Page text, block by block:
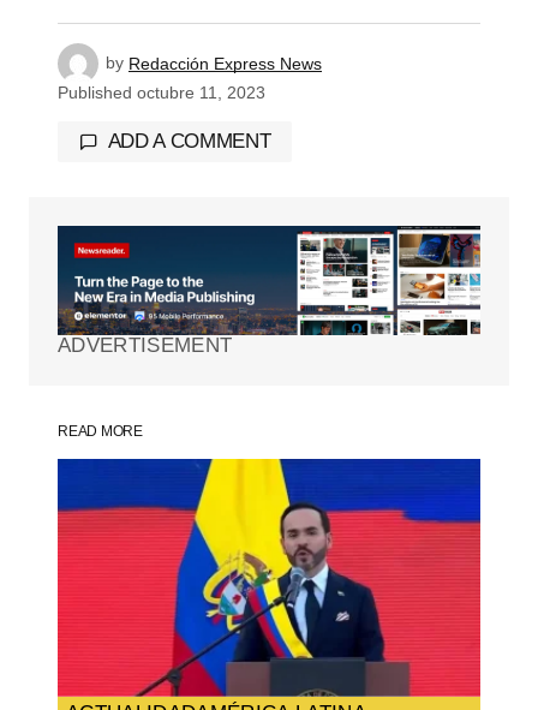
by Redacción Express News
Published octubre 11, 2023
ADD A COMMENT
Tu dirección de correo electrónico no será
Los campos obligatorios están
marcados con*
Your Name*
Your E-mail
Guarda mi nombre, correo electrónico y
web en este navegador para la próxima
vez que comente.
ADVERTISEMENT
READ MORE